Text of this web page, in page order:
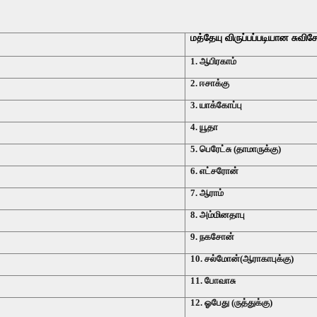
மத்தேயு விருப்பப்படியான
1. ஆபிரகாம்
2. ஈசாக்கு
3. யாக்கோப்பு
4. யூதா
5. பெரேட்சு (தாமாருக்கு)
6. எட்சரோன்
7. ஆராம்
8. அம்மினதாபு
9. நகசோன்
10. சல்மோன்(ஆராகாபுக்கு)
11. போவாசு
12. ஓபேது (ருத்துக்கு)